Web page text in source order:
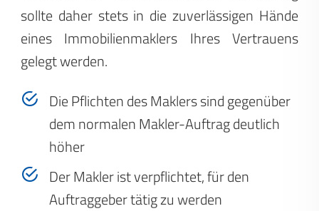
sollte daher stets in die zuverlässigen Hände
eines Immobilienmaklers Ihres Vertrauens
gelegt werden.
Die Pflichten des Maklers sind gegenüber
dem normalen Makler-Auftrag deutlich
höher
Der Makler ist verpflichtet, für den
Auftraggeber tätig zu werden